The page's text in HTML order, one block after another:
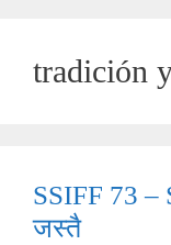
tradición
SSIFF 73 –
जस्तै